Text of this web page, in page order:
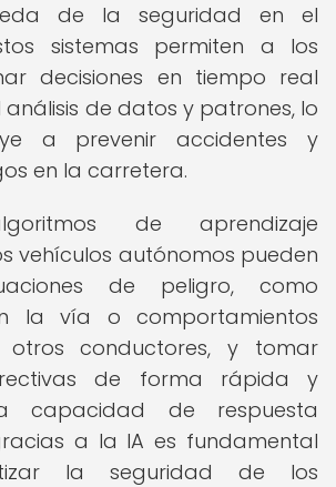
de la seguridad en el
sistemas permiten a los
decisiones en tiempo real
de datos y patrones, lo
a prevenir accidentes y
en la carretera.
de aprendizaje
vehículos autónomos pueden
de peligro, como
la vía o comportamientos
otros conductores, y tomar
de forma rápida y
capacidad de respuesta
a la IA es fundamental
la seguridad de los